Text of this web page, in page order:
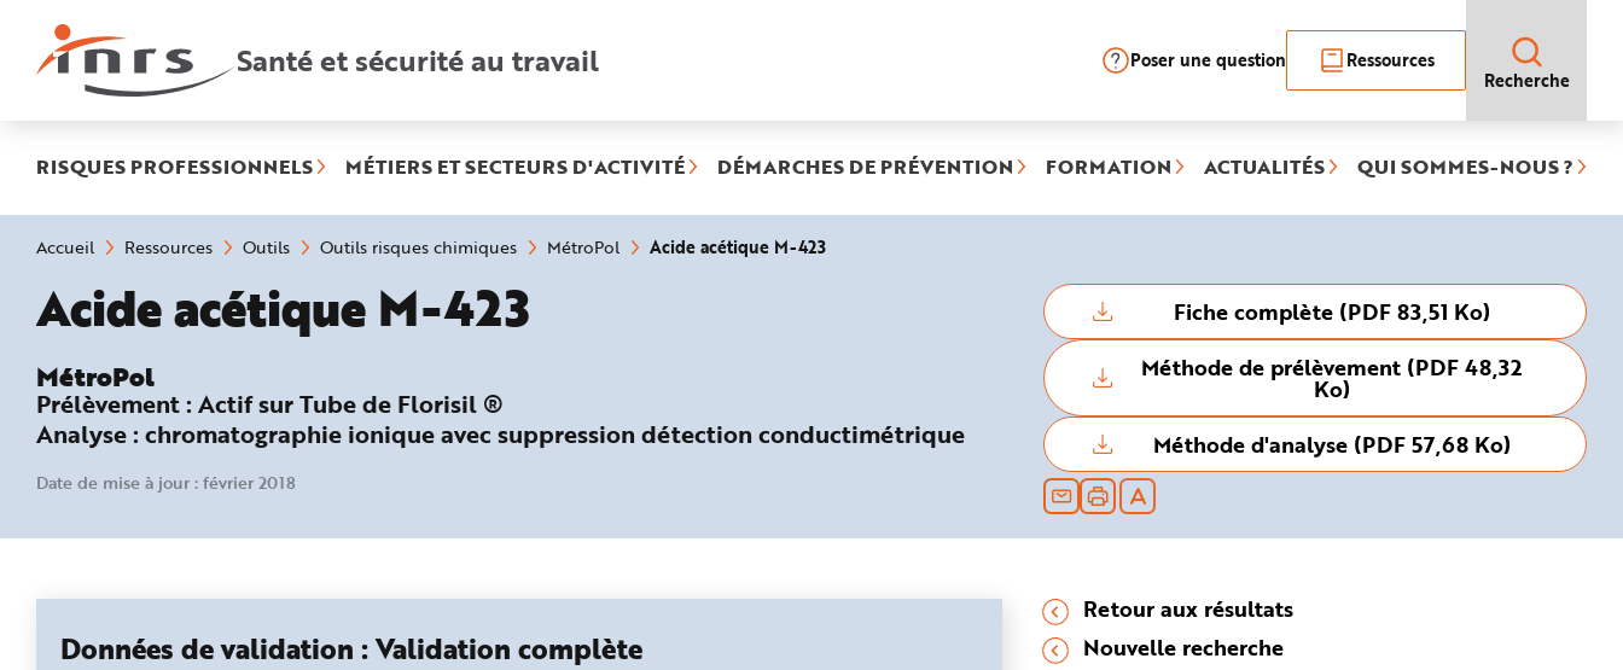
a
o
Santé et sécurité au travailRecherche Poser une question
Ressources
Recherche
RISQUES PROFESSIONNELS MÉTIERS ET SECTEURS D'ACTIVITÉ DÉMARCHES DE PRÉVENTION FORMATION ACTUALITÉS QUI SOMMES-NOUS ?
Vous
êtes
Accueil Ressources Outils Outils risques chimiques MétroPol Acide acétique M-423(rubrique
MétroPol :
Acide acétique M-423
MétroPol
Prélèvement : Actif sur Tube de Florisil ®
Analyse : chromatographie ionique avec suppression détection conductimétrique
Date de mise à jour : février 2018
Fiche complète (PDF 83,51 Ko)
Méthode de prélèvement (PDF 48,32
Ko)
Méthode d'analyse (PDF 57,68 Ko)
Données de validation : Validation complète
Retour aux résultats
Nouvelle recherche